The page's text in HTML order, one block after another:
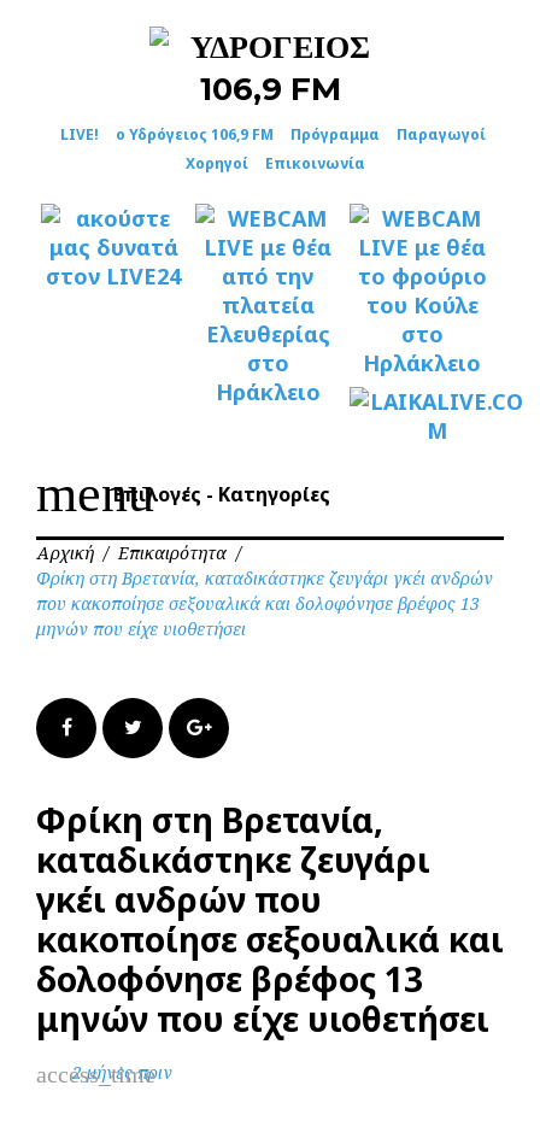
LIVE! ο Υδρόγειος 106,9 FM Πρόγραμμα
Παραγωγοί
Χορηγοί
Επικοινωνία
menuΕπιλογές - Κατηγορίες
Αρχική / Επικαιρότητα /
Φρίκη στη Βρετανία, καταδικάστηκε ζευγάρι γκέι ανδρών
που κακοποίησε σεξουαλικά και δολοφόνησε βρέφος 13
μηνών που είχε υιοθετήσει
FacebookTwitter Google+
Φρίκη στη Βρετανία,
καταδικάστηκε ζευγάρι
γκέι ανδρών που
κακοποίησε σεξουαλικά και
δολοφόνησε βρέφος 13
μηνών που είχε υιοθετήσει
access_time
2 μήνες πριν